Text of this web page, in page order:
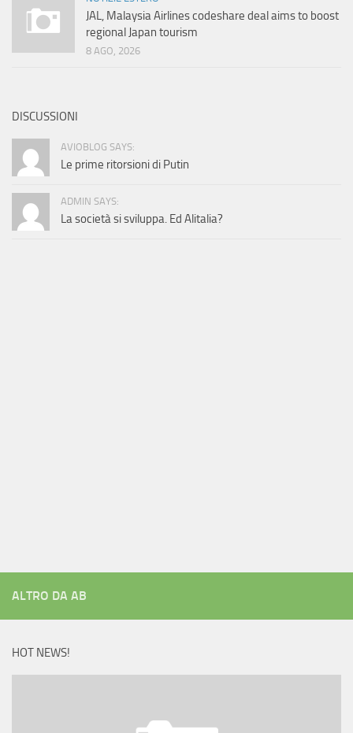
JAL, Malaysia Airlines codeshare deal aims to boost
regional Japan tourism
8 AGO, 2026
DISCUSSIONI
AVIOBLOG SAYS:
Le prime ritorsioni di Putin
ADMIN SAYS:
La società si sviluppa. Ed Alitalia?
ALTRO DA AB
HOT NEWS!